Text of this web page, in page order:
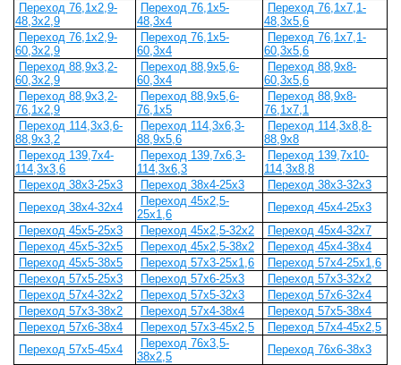
Переход 76,1x2,9-
48,3x2,9
Переход 76,1x5-
48,3x4
Переход 76,1x7,1-
48,3x5,6
Переход 76,1x2,9-
60,3x2,9
Переход 76,1x5-
60,3x4
Переход 76,1x7,1-
60,3x5,6
Переход 88,9x3,2-
60,3x2,9
Переход 88,9x5,6-
60,3x4
Переход 88,9x8-
60,3x5,6
Переход 88,9x3,2-
76,1x2,9
Переход 88,9x5,6-
76,1x5
Переход 88,9x8-
76,1x7,1
Переход 114,3x3,6-
88,9x3,2
Переход 114,3x6,3-
88,9x5,6
Переход 114,3x8,8-
88,9x8
Переход 139,7x4-
114,3x3,6
Переход 139,7x6,3-
114,3x6,3
Переход 139,7x10-
114,3x8,8
Переход 38х3-25х3
Переход 38х4-25х3
Переход 38х3-32х3
Переход 38х4-32х4
Переход 45х2,5-
25х1,6
Переход 45х4-25х3
Переход 45х5-25х3
Переход 45х2,5-32х2
Переход 45х4-32х7
Переход 45х5-32х5
Переход 45х2,5-38х2
Переход 45х4-38х4
Переход 45х5-38х5
Переход 57х3-25х1,6
Переход 57х4-25х1,6
Переход 57х5-25х3
Переход 57х6-25х3
Переход 57х3-32х2
Переход 57х4-32х2
Переход 57х5-32х3
Переход 57х6-32х4
Переход 57х3-38х2
Переход 57х4-38х4
Переход 57х5-38х4
Переход 57х6-38х4
Переход 57х3-45х2,5
Переход 57х4-45х2,5
Переход 57х5-45х4
Переход 76х3,5-
38х2,5
Переход 76х6-38х3